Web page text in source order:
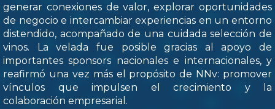
generar conexiones de valor, explorar oportunidades
de negocio e intercambiar experiencias en un entorno
distendido, acompañado de una cuidada selección de
vinos. La velada fue posible gracias al apoyo de
importantes sponsors nacionales e internacionales, y
reafirmó una vez más el propósito de NNv: promover
vínculos que impulsen el crecimiento y la
colaboración empresarial.